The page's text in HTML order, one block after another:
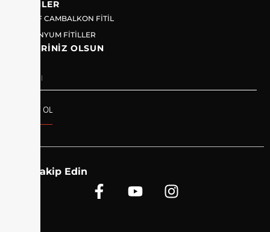
ÜRÜNLER
ŞEFFAF CAMBALKON FİTİL
ALUMİNYUM FİTİLLER
HABERINIZ OLSUN
ABONE OL
Bizi Takip Edin